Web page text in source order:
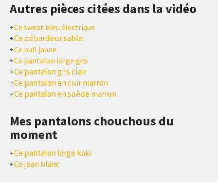
Autres pièces citées dans la vidéo
Ce sweat bleu électrique
Ce débardeur sable
Ce pull jaune
Ce pantalon large gris
Ce pantalon gris clair
Ce pantalon en cuir marron
Ce pantalon en suède marron
Mes pantalons chouchous du
moment
Ce pantalon large kaki
Ce jean blanc